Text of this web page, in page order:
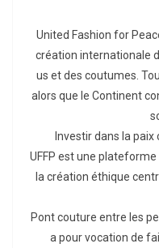
United Fashion for
création internationale
us et des coutumes.
alors que le Continent
Investir dans la
UFFP est une
la création éthique
Pont couture entre les
a pour vocation de